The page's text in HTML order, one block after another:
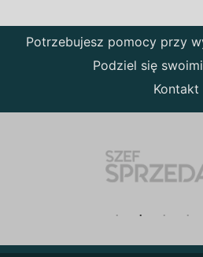
Potrzebujesz pomocy przy
Podziel się
Kontakt